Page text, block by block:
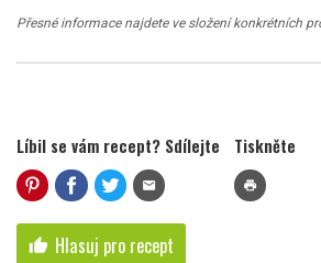
Přesné informace najdete ve složení konkrétních
Líbil se vám recept? Sdílejte
mail
Tiskněte
print
thumb_up Hlasuj pro recept